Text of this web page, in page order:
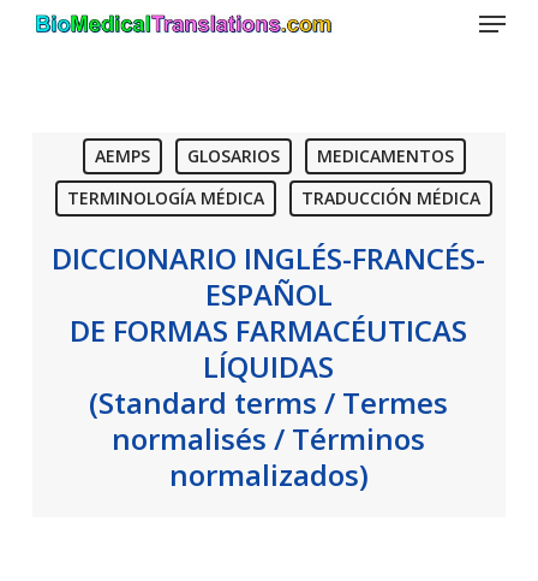
Menu
AEMPS GLOSARIOS
MEDICAMENTOS
TERMINOLOGÍA MÉDICA
TRADUCCIÓN MÉDICA
DICCIONARIO INGLÉS-FRANCÉS-
ESPAÑOL
DE FORMAS FARMACÉUTICAS
LÍQUIDAS
(Standard terms / Termes
normalisés / Términos
normalizados)